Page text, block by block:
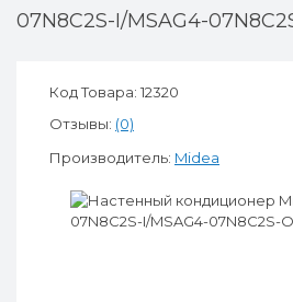
07N8C2S-I/MSAG4-
Код Товара: 12320
Отзывы: (0)
Производитель: Midea